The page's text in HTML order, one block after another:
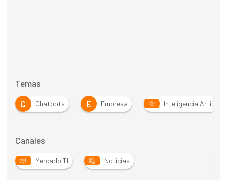
Temas
C Chatbots E Empresa Inteligencia Artificial
Canales
Mercado TI Noticias